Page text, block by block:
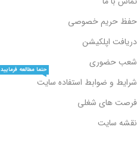
حفظ حریم خصوصی
دریافت اپلکیشن
شعب حضوری
شرایط و ضوابط استفاده سایت
حتما مطالعه فرمایید
فرصت های شغلی
نقشه سایت